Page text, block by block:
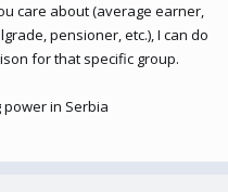
care about (average earner,
pensioner, etc.), I can do
for that specific group.
in Serbia